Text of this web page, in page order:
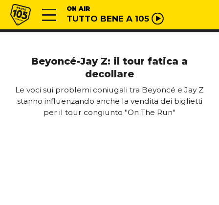
Vai al contenuto
Radio 105 ON AIR
TUTTO BENE A 105
Beyoncé-Jay Z: il tour fatica a
decollare
Le voci sui problemi coniugali tra Beyoncé e Jay Z
stanno influenzando anche la vendita dei biglietti
per il tour congiunto "On The Run"